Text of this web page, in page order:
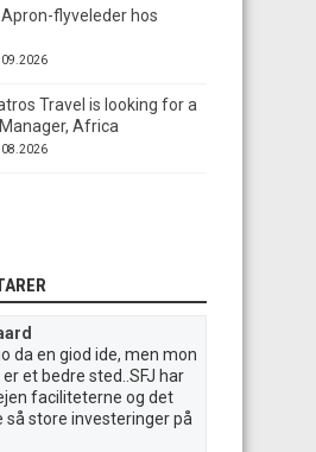
Apron-flyveleder hos
Travel is looking for a
Africa
da en giod ide, men mon
er et bedre sted..SFJ har
faciliteterne og det
så store investeringer på